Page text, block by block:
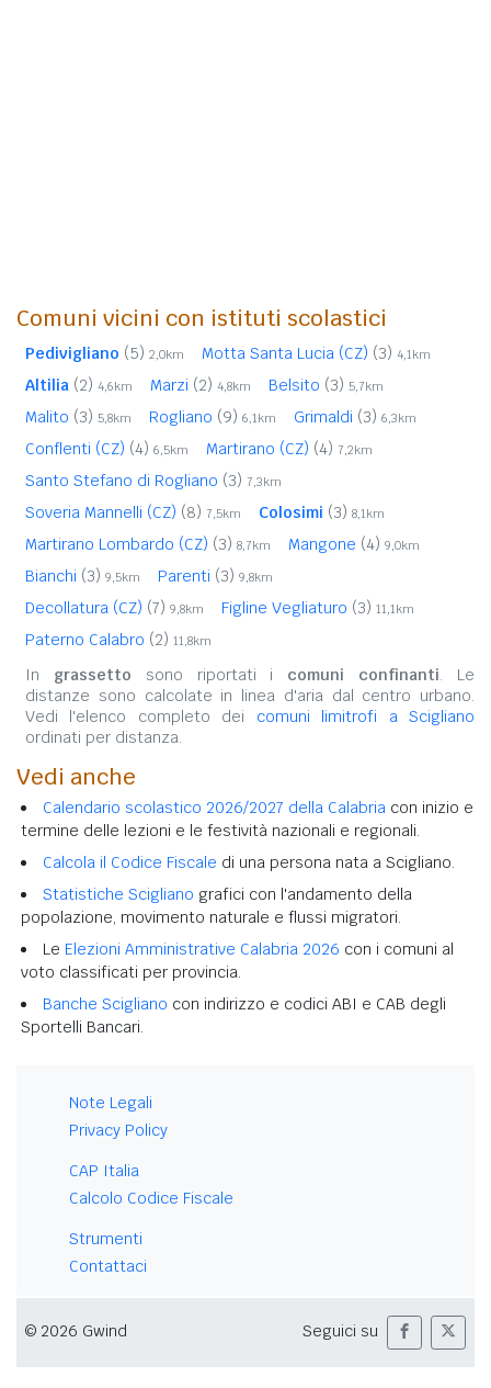
Comuni vicini con istituti scolastici
Pedivigliano (5) 2,0km Motta Santa Lucia (CZ) (3) 4,1km
Altilia (2) 4,6km Marzi (2) 4,8km Belsito (3) 5,7km
Malito (3) 5,8km Rogliano (9) 6,1km Grimaldi (3) 6,3km
Conflenti (CZ) (4) 6,5km Martirano (CZ) (4) 7,2km
Santo Stefano di Rogliano (3) 7,3km
Soveria Mannelli (CZ) (8) 7,5km Colosimi (3) 8,1km
Martirano Lombardo (CZ) (3) 8,7km Mangone (4) 9,0km
Bianchi (3) 9,5km Parenti (3) 9,8km
Decollatura (CZ) (7) 9,8km Figline Vegliaturo (3) 11,1km
Paterno Calabro (2) 11,8km
In grassetto sono riportati i comuni confinanti. Le
distanze sono calcolate in linea d'aria dal centro urbano.
Vedi l'elenco completo dei comuni limitrofi a Scigliano
ordinati per distanza.
Vedi anche
Calendario scolastico 2026/2027 della Calabria con inizio e
termine delle lezioni e le festività nazionali e regionali.
Calcola il Codice Fiscale di una persona nata a Scigliano.
Statistiche Scigliano grafici con l'andamento della
popolazione, movimento naturale e flussi migratori.
Le Elezioni Amministrative Calabria 2026 con i comuni al
voto classificati per provincia.
Banche Scigliano con indirizzo e codici ABI e CAB degli
Sportelli Bancari.
Note Legali
Privacy Policy
CAP Italia
Calcolo Codice Fiscale
Strumenti
Contattaci
© 2026 Gwind Seguici su